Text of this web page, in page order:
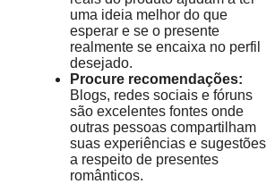
uma ideia melhor do que
esperar e se o presente
realmente se encaixa no perfil
desejado.
Procure recomendações:
Blogs, redes sociais e fóruns
são excelentes fontes onde
outras pessoas compartilham
suas experiências e sugestões
a respeito de presentes
românticos.